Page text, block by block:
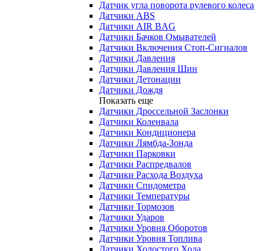
Датчик угла поворота рулевого колеса
Датчики ABS
Датчики AIR BAG
Датчики Бачков Омывателей
Датчики Включения Стоп-Сигналов
Датчики Давления
Датчики Давления Шин
Датчики Детонации
Датчики Дождя
Показать еще
Датчики Дроссельной Заслонки
Датчики Коленвала
Датчики Кондиционера
Датчики Лямбда-Зонда
Датчики Парковки
Датчики Распредвалов
Датчики Расхода Воздуха
Датчики Спидометра
Датчики Температуры
Датчики Тормозов
Датчики Ударов
Датчики Уровня Оборотов
Датчики Уровня Топлива
Датчики Холостого Хода